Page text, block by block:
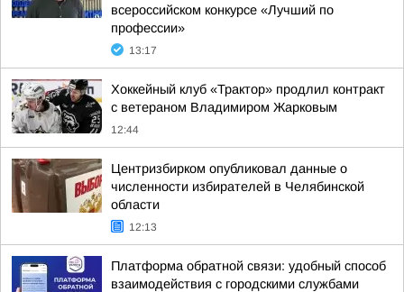
всероссийском конкурсе «Лучший по
профессии»
13:17
Хоккейный клуб «Трактор» продлил контракт
с ветераном Владимиром Жарковым
12:44
Центризбирком опубликовал данные о
численности избирателей в Челябинской
области
12:13
Платформа обратной связи: удобный способ
взаимодействия с городскими службами